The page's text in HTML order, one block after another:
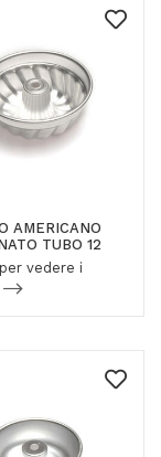
AMERICANO
TUBO 12
vedere i